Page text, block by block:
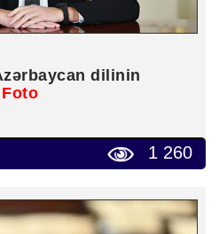
dilinin
Foto
1 260